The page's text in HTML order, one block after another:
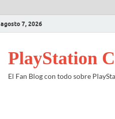
agosto 7, 2026
PlayStation
El Fan Blog con todo sobre